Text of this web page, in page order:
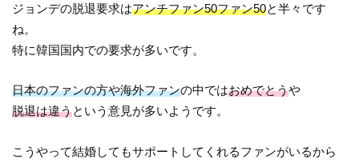
ジョンデの脱退要求はアンチファン50ファン50と半々です
ね。
特に韓国国内での要求が多いです。
日本のファンの方や海外ファンの中ではおめでとうや
脱退は違うという意見が多いようです。
こうやって結婚してもサポートしてくれるファンがいるから